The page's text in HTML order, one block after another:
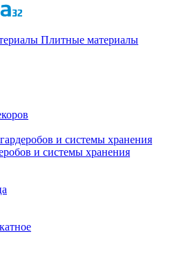
Плитные материалы
и системы хранения